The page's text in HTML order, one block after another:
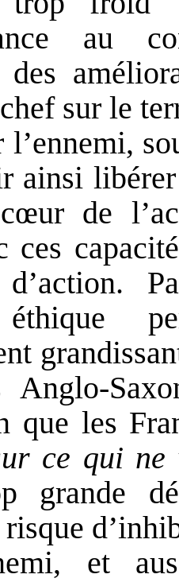
au
des
sur le
l’ennemi,
ainsi
de
ces
que les
ce qui
grande
et